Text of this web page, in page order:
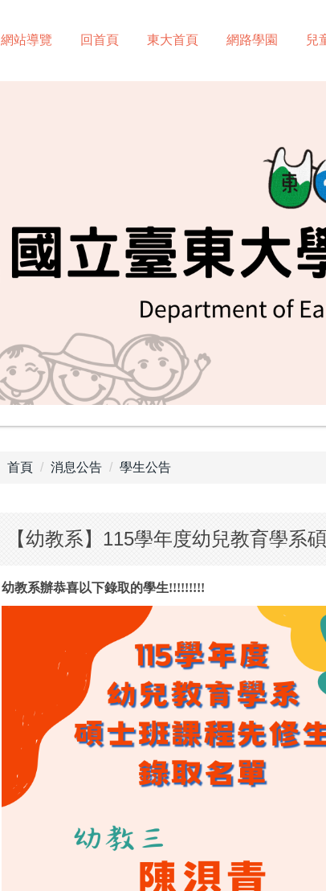
網站導覽 回首頁 東大首頁 網路學園 兒
首頁 消息公告 學生公告
【幼教系】115學年度幼兒教育學系
幼教系辦恭喜以下錄取的學生!!!!!!!!!